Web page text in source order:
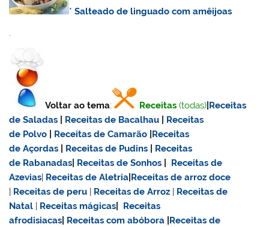
*Salteado de linguado com amêijoas
.
Voltar ao tema: Receitas (todas) Receitas
de Saladas
Receitas de Bacalhau
Receitas
de Polvo
Receitas de Camarão Receitas
de Açordas
Receitas de Pudins
Receitas
de Rabanadas Receitas de Sonhos
Receitas de
Azevias| Receitas de Aletria Receitas dearroz doce
| Receitas de peru | Receitas de Arroz | Receitas de
Natal | Receitas mágicas
Receitas
afrodisiacas Receitas com abóbora Receitas de